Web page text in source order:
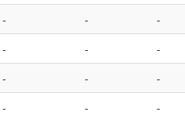
- -
-
- -
-
- -
-
- -
-